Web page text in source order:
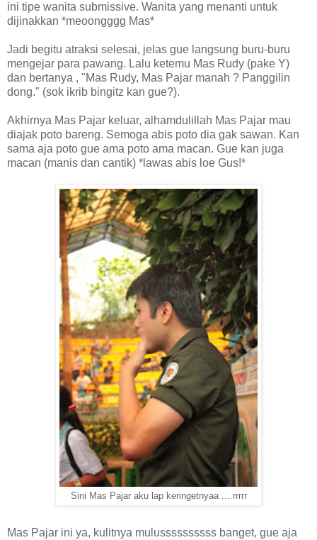
ini tipe wanita submissive. Wanita yang menanti untuk
dijinakkan *meoongggg Mas*
Jadi begitu atraksi selesai, jelas gue langsung buru-buru
mengejar para pawang. Lalu ketemu Mas Rudy (pake Y)
dan bertanya , "Mas Rudy, Mas Pajar manah ? Panggilin
dong." (sok ikrib bingitz kan gue?).
Akhirnya Mas Pajar keluar, alhamdulillah Mas Pajar mau
diajak poto bareng. Semoga abis poto dia gak sawan. Kan
sama aja poto gue ama poto ama macan. Gue kan juga
macan (manis dan cantik) *lawas abis loe Gus!*
Sini Mas Pajar aku lap keringetnyaa ....rrrrr
Mas Pajar ini ya, kulitnya mulussssssssss banget, gue aja